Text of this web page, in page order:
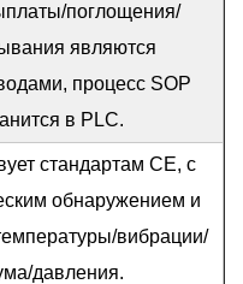
поглощения/
являются
процесс SOP
в PLC.
стандартам CE, с
обнаружением и
вибрации/
давления.